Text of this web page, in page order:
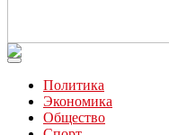
Читайте последние
Политика
Экономика
Общество